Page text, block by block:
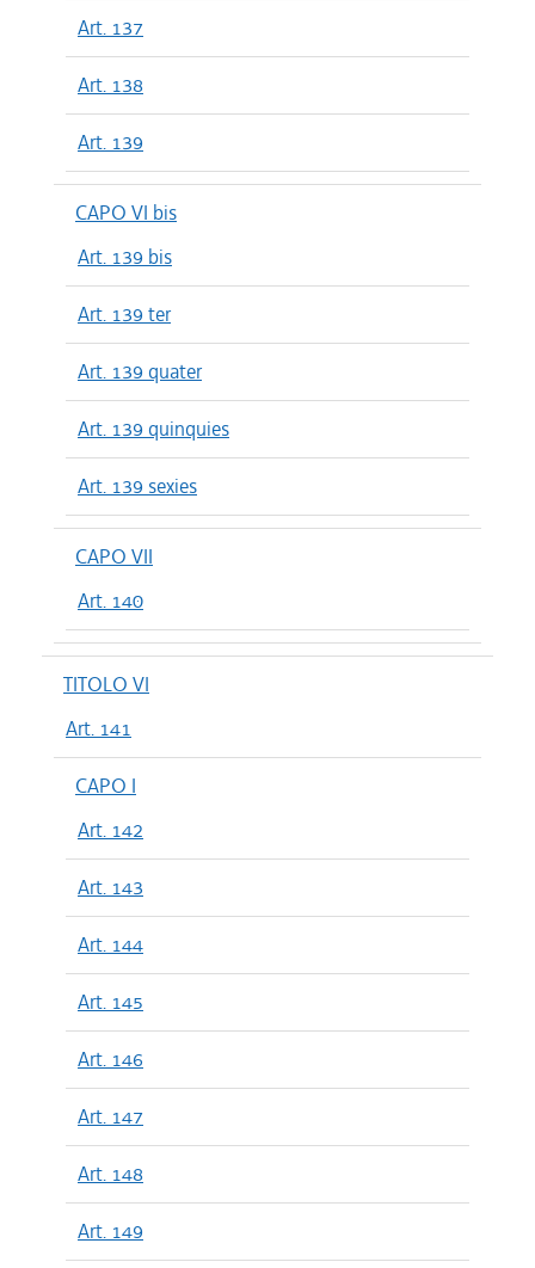
Art. 137
Art. 138
Art. 139
CAPO VI bis
Art. 139 bis
Art. 139 ter
Art. 139 quater
Art. 139 quinquies
Art. 139 sexies
CAPO VII
Art. 140
TITOLO VI
Art. 141
CAPO I
Art. 142
Art. 143
Art. 144
Art. 145
Art. 146
Art. 147
Art. 148
Art. 149